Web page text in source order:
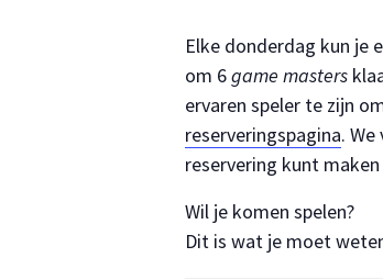
Elke donderdag kun je
om 6game masters
ervaren speler te zijn
reserveringspagina.
reservering kunt
Wil je komen spelen?
Dit is wat je moet